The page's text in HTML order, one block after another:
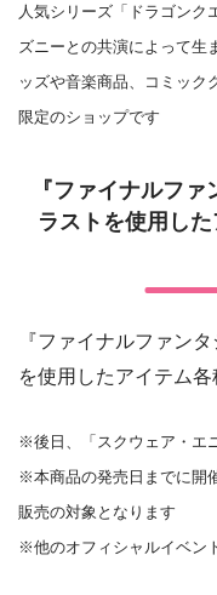
人気シリーズ「ドラゴンク
ズニーとの共演によって生
ッズや音楽商品、コミック
限定のショップです
『ファイナルフ
ラストを使用し
『ファイナルファン
を使用したアイテム各
※後日、「スクウェア・エ
※本商品の発売日までに開
販売の対象となります
※他のオフィシャルイベン